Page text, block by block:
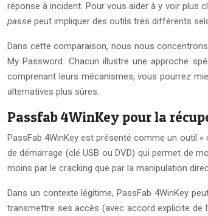
réponse à incident. Pour vous aider à y voir plus
passe peut impliquer des outils très différents
Dans cette comparaison, nous nous
My Password. Chacun illustre une approche
comprenant leurs mécanismes, vous pourrez
alternatives plus sûres.
Passfab 4WinKey pour la
PassFab 4WinKey est présenté comme un outil
de démarrage (clé USB ou DVD) qui permet de
moins par le cracking que par la manipulation
Dans un contexte légitime, PassFab 4WinKey
transmettre ses accès (avec accord explicite de